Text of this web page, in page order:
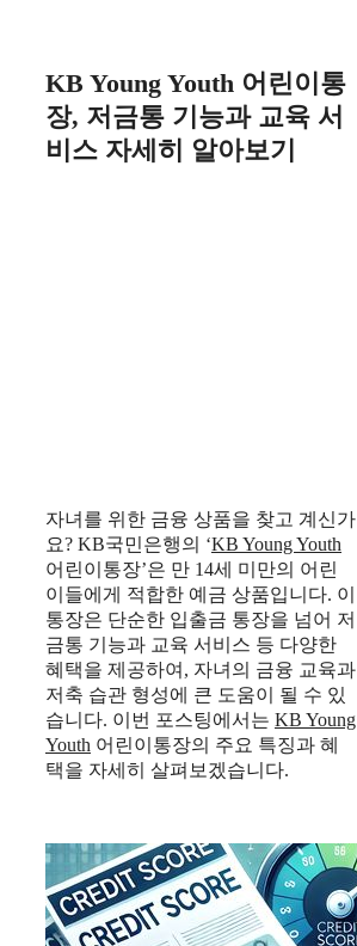
KB Young Youth 어린이통
장, 저금통 기능과 교육 서
비스 자세히 알아보기
자녀를 위한 금융 상품을 찾고 계신가
요? KB국민은행의 ‘KB Young Youth
어린이통장’은 만 14세 미만의 어린
이들에게 적합한 예금 상품입니다. 이
통장은 단순한 입출금 통장을 넘어 저
금통 기능과 교육 서비스 등 다양한
혜택을 제공하여, 자녀의 금융 교육과
저축 습관 형성에 큰 도움이 될 수 있
습니다. 이번 포스팅에서는 KB Young
Youth 어린이통장의 주요 특징과 혜
택을 자세히 살펴보겠습니다.